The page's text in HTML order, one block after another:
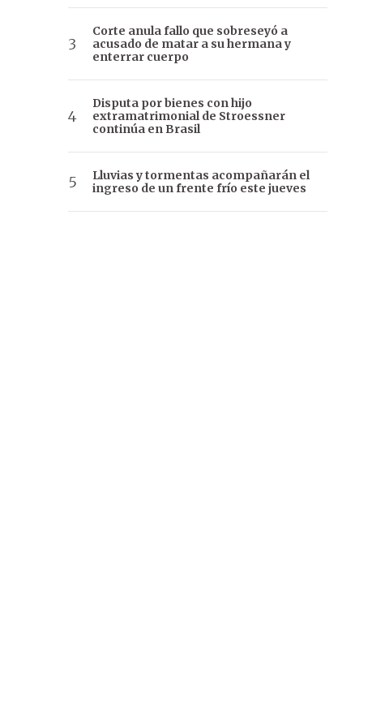
Corte anula fallo que sobreseyó a
acusado de matar a su hermana y
enterrar cuerpo
Disputa por bienes con hijo
extramatrimonial de Stroessner
continúa en Brasil
Lluvias y tormentas acompañarán el
ingreso de un frente frío este jueves